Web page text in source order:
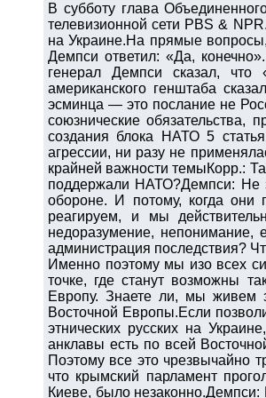
В субботу глава
телевизионной сети PBS &
на Украине.На прямые
Демпси ответил: «Да,
генерал Демпси сказал, что
американского генштаба
эсминца — это послание не
союзнические обязательства,
создания блока НАТО 5
агрессии, ни разу не
крайней важности темыКорр.:
поддержали НАТО?Демпси: Не
обороне. И потому, когда они
реагируем, и мы
недоразумение, непонимание,
администрация последствия?
Именно поэтому мы изо всех
точке, где станут возможны
Европу. Знаете ли, мы живем
Восточной Европы.Если
этнических русских на
анклавы есть по всей
Поэтому все это чрезвычайно
что крымский парламент
Киеве, было